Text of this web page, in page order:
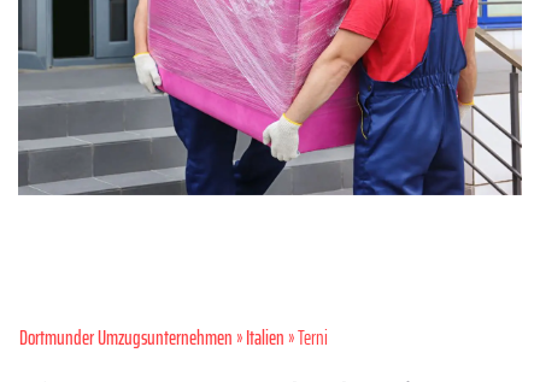
Dortmunder Umzugsunternehmen»Italien» Terni